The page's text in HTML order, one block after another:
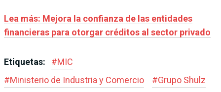
Lea más: Mejora la confianza de las entidades
financieras para otorgar créditos al sector privado
Etiquetas: #MIC
#Ministerio de Industria y Comercio #Grupo Shulz